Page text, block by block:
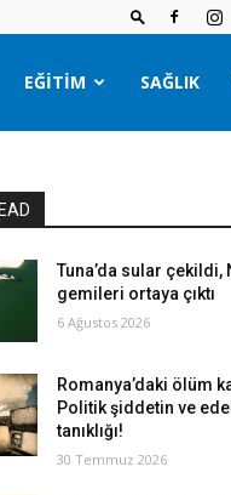
EĞITIM SAĞLIK
Tuna’da sular çekildi,
gemileri ortaya çıktı
6 Ağustos 2026
Romanya’daki ölüm
Politik şiddetin ve
tanıklığı!
30 Temmuz 2026